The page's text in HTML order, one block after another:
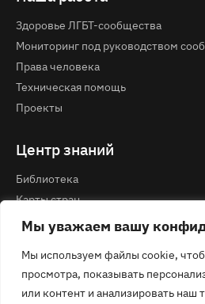
Мы уважаем вашу
Мы используем файлы cookie,
просмотра, показывать
или контент и анализировать
Здоровье ЛГБТ-сообщества
Мониторинг под руководством
Права человека
Техническая помощь
Проекты
Центр знаний
Библиотека
Карты стран
Курсы и вебинары
Контакты
Политика конфиденциальности